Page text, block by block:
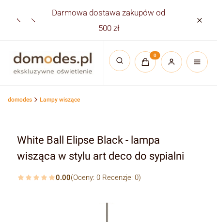
Darmowa dostawa zakupów od
500 zł
Otwórz wyszukiwarkę
Produkty w
domodes Lampy wiszące
White Ball Elipse Black - lampa
wisząca w stylu art deco do sypialni
0.00(Oceny: 0 Recenzje: 0)